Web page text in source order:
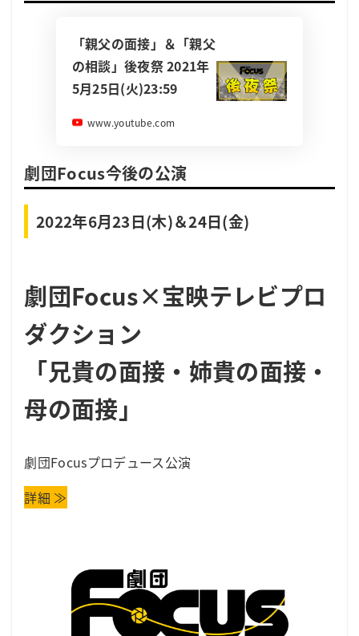
「親父の面接」＆「親父
の相談」後夜祭 2021年
5月25日(火)23:59
www.youtube.com
劇団Focus今後の公演
2022年6月23日(木)＆24日(金)
劇団Focus×宝映テレビプロ
ダクション
「兄貴の面接・姉貴の面接・
母の面接」
劇団Focusプロデュース公演
詳細 ≫